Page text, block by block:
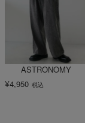
ASTRONOMY
¥4,950 税込